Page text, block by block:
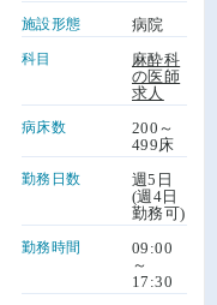
施設形態 病院
科目
麻酔科
の医師
求人
病床数
200～
499床
勤務日数
週5日
(週4日
勤務可)
勤務時間
09:00
～
17:30